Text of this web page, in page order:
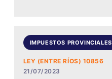
IMPUESTOS PROVINCIALES
LEY (ENTRE RÍOS) 10856
21/07/2023